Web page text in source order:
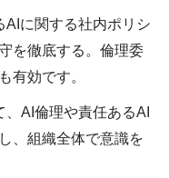
AIに関する社内ポリシ
を徹底する。倫理委
有効です。
AI倫理や責任あるAI
、組織全体で意識を